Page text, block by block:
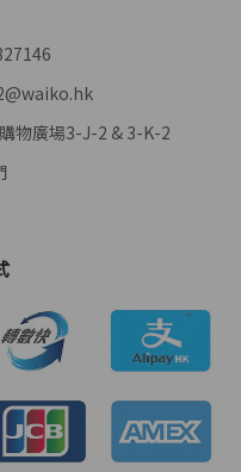
物廣場3-J-2 & 3-K-2